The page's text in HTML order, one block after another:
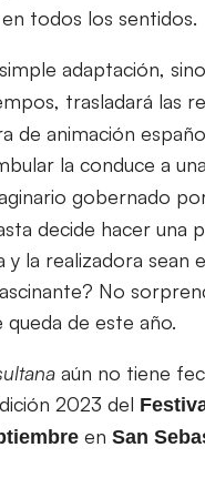
todos los sentidos.
adaptación, sino
trasladará las
animación
la conduce a
gobernado
decide hacer una
la realizadora sean
No
de este año.
aún no tiene
2023 del
en San